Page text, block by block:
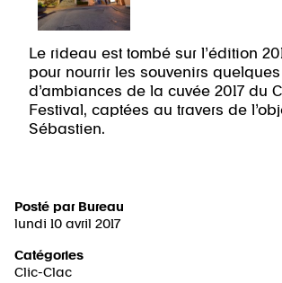
Le rideau est tombé sur l’édition
pour nourrir les souvenirs quelques
d’ambiances de la cuvée 2017 du
Festival, captées au travers de
Sébastien.
Posté par Bureau
lundi 10 avril 2017
Catégories
Clic-Clac